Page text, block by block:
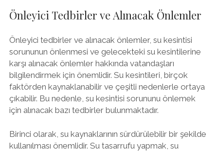
Önleyici Tedbirler ve Alınacak Önlemler
Önleyici tedbirler ve alınacak önlemler, su kesintisi
sorununun önlenmesi ve gelecekteki su kesintilerine
karşı alınacak önlemler hakkında vatandaşları
bilgilendirmek için önemlidir. Su kesintileri, birçok
faktörden kaynaklanabilir ve çeşitli nedenlerle ortaya
çıkabilir. Bu nedenle, su kesintisi sorununu önlemek
için alınacak bazı tedbirler bulunmaktadır.
Birinci olarak, su kaynaklarının sürdürülebilir bir şekilde
kullanılması önemlidir. Su tasarrufu yapmak, su